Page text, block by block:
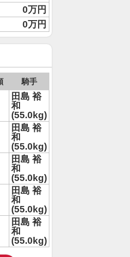
0万円
0万円
騎手
田島 裕
和
(55.0kg)
田島 裕
和
(55.0kg)
田島 裕
和
(55.0kg)
田島 裕
和
(55.0kg)
田島 裕
和
(55.0kg)